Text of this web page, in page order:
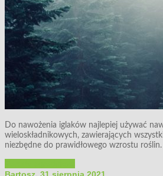
Do nawożenia iglaków najlepiej używać
wieloskładnikowych, zawierających
niezbędne do prawidłowego wzrostu roślin.